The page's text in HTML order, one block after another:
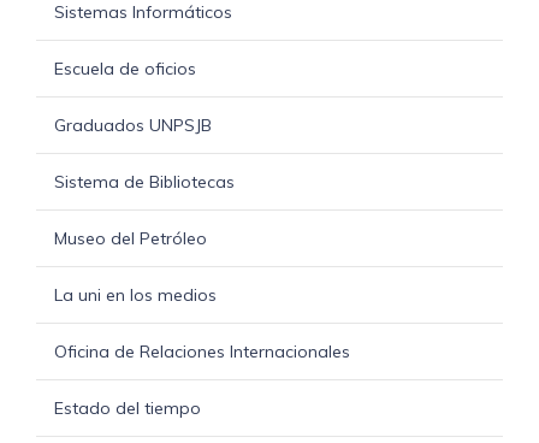
Sistemas Informáticos
Escuela de oficios
Graduados UNPSJB
Sistema de Bibliotecas
Museo del Petróleo
La uni en los medios
Oficina de Relaciones Internacionales
Estado del tiempo